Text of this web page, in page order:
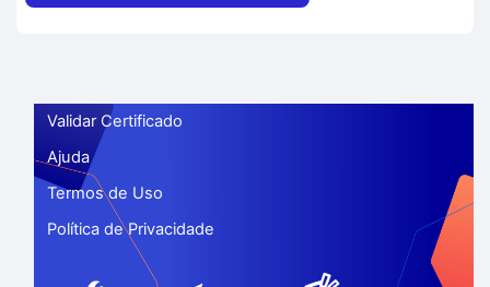
Validar Certificado
Ajuda
Termos de Uso
Política de Privacidade